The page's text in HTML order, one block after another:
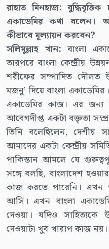
রাহাত মিনহাজ:
একাডেমির কথা বলেন।
কীভাবে মূল্যায়ন করবেন?
সলিমুল্লাহ খান: বাংলা
তারপরে বাংলা কেন্দ্রীয়
শরীফের সম্পাদিত দৌলত
মজনু’ দিয়ে বাংলা
একাডেমির কাজ। এর জন্য
আবেগদীপ্ত একটা বক্তৃতা
তিনি বলেছিলেন, দেশীয়
আমাদের একটা কেন্দ্রীয়
পাকিস্তান আমলে যে
সঙ্গে বলছি, বাংলাদেশ
কাজ করতে পারেনি।
আসি। এখন বাংলা
দেওয়া। যদিও সাহিত্যকে
দেওয়াটা খুব খারাপ কাজ নয়।